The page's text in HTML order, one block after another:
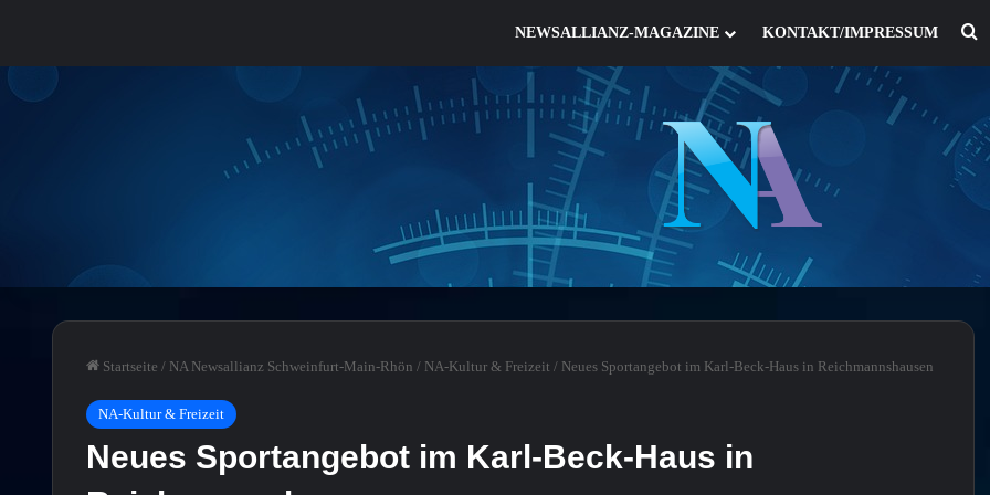
NEWSALLIANZ-MAGAZINE KONTAKT/IMPRESSUM
Startseite / NA Newsallianz Schweinfurt-Main-Rhön / NA-Kultur & Freizeit / Neues Sportangebot im Karl-Beck-Haus in Reichmannshausen
NA-Kultur & Freizeit
Neues Sportangebot im Karl-Beck-Haus in